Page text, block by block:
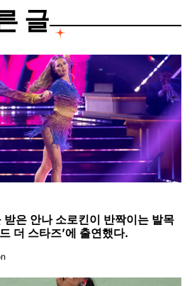
글
은 안나 소로킨이 반짝이는 발목
더 스타즈’에 출연했다.